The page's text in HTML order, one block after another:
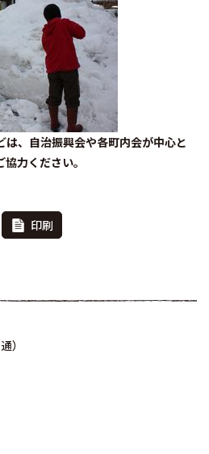
は、自治振興会や各町内会が中心と
力ください。
印刷
）